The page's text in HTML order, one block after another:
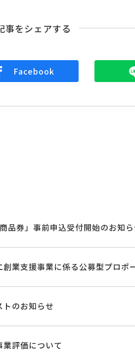
事をシェアする
Facebook
品券」事前申込受付開始のお知
創業支援事業に係る公募型プロ
のお知らせ
評価について